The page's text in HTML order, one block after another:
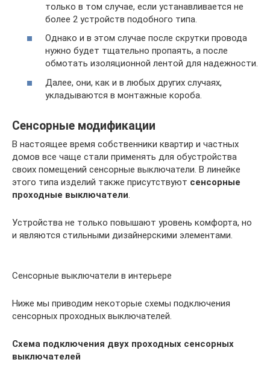
только в том случае, если устанавливается не
более 2 устройств подобного типа.
Однако и в этом случае после скрутки провода
нужно будет тщательно пропаять, а после
обмотать изоляционной лентой для надежности.
Далее, они, как и в любых других случаях,
укладываются в монтажные короба.
Сенсорные модификации
В настоящее время собственники квартир и частных
домов все чаще стали применять для обустройства
своих помещений сенсорные выключатели. В линейке
этого типа изделий также присутствуют сенсорные
проходные выключатели
Устройства не только повышают уровень комфорта, но
и являются стильными дизайнерскими элементами.
Сенсорные выключатели в интерьере
Ниже мы приводим некоторые схемы подключения
сенсорных проходных выключателей.
Схема подключения двух проходных сенсорных
выключателей